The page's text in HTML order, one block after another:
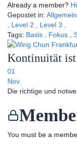
Already a member?
Gepostet in:
Level 2 Level 3
Tags: Basis Fokus
Kontinuität ist
01
Nov.
Die richtige und
You must be a